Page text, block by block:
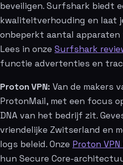
beveiligen. Surfshark biedt
kwaliteitverhouding en laat
onbeperkt aantal apparaten
Lees in onze Surfshark
functie advertenties en
Proton VPN: Van de makers
ProtonMail, met een focus
DNA van het bedrijf zit.
vriendelijke Zwitserland en
logs beleid. Onze Proton
hun Secure Core-